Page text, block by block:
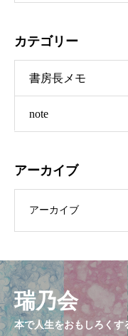
カテゴリー
書房長メモ
note
アーカイブ
瑞乃会
本で人生をおもしろくす